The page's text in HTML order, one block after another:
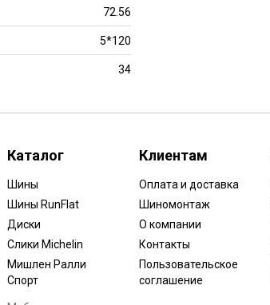
72.56
5*120
34
Каталог
Шины
Шины RunFlat
Диски
Слики Michelin
Мишлен Ралли
Спорт
Клиентам
Оплата и доставка
Шиномонтаж
О компании
Контакты
Пользовательское
соглашение